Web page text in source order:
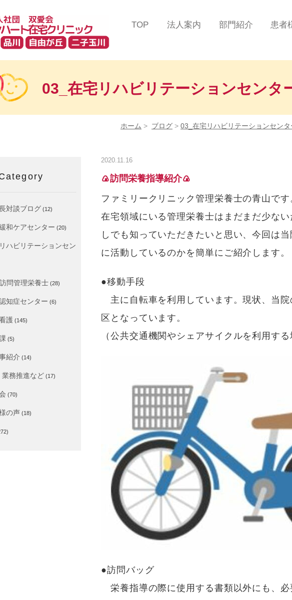
TOP 法人案内
ック
蒲田
ック品川
ツインハート在宅クリニ
ック二子玉川
スタッフ紹介
ブログ
Instagram
実績紹介／連携医療機関
意思決定支援に関する指
情報セキュリティ基本方
プライバシーポリシー
部門紹介
在宅リハビリテーション
在宅認知症センター
訪問リハビリテーション
訪問栄養部門
患者様相談室
患者
掲示事項／各
よくある質
03_在宅リハビリテーションセンタ
ホーム > ブログ > 03_在宅リハビリテーションセンタ
2020.11.16
🍙訪問栄養指導紹介🍙
ファミリークリニック管理栄養士の青山です
在宅領域にいる管理栄養士はまだまだ少な
しでも知っていただきたいと思い、今回は
に活動しているのかを簡単にご紹介します。
●移動手段
主に自転車を利用しています。現状、当院
区となっています。
（公共交通機関やシェアサイクルを利用する
●訪問バッグ
栄養指導の際に使用する書類以外にも、
対談ブログ (12)
和ケアセンター (20)
ハビリテーションセン
問管理栄養士 (28)
知症センター (6)
護 (145)
(5)
紹介 (14)
業務推進など (17)
(70)
の声 (18)